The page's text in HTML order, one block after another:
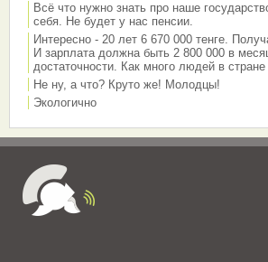
Всё что нужно знать про наше
себя. Не будет у нас пенсии.
Интересно - 20 лет 6 670 000 тенге.
И зарплата должна быть 2 800 000 в
достаточности. Как много людей в
Не ну, а что? Круто же! Молодцы!
Экологично